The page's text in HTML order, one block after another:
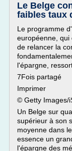
Le Belge
faibles taux
Le programme
européenne, qui
de relancer la
l'épargne,
7Fois partagé
Imprimer
© Getty Images/
Un Belge sur
supérieur à son
moyenne dans
essence un
l'épargne des